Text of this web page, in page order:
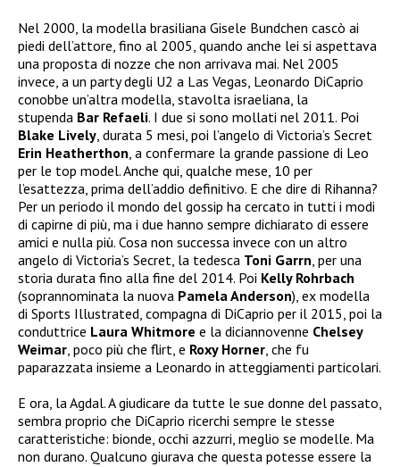
Nel 2000, la modella brasiliana Gisele Bundchen cascò ai
piedi dell’attore, fino al 2005, quando anche lei si aspettava
una proposta di nozze che non arrivava mai. Nel 2005
invece, a un party degli U2 a Las Vegas, Leonardo DiCaprio
conobbe un’altra modella, stavolta israeliana, la
stupenda Bar Refaeli. I due si sono mollati nel 2011. Poi
Blake Lively , durata 5 mesi, poi l’angelo di Victoria’s Secret
Erin Heatherthon , a confermare la grande passione di Leo
per le top model. Anche qui, qualche mese, 10 per
l’esattezza, prima dell’addio definitivo. E che dire di Rihanna?
Per un periodo il mondo del gossip ha cercato in tutti i modi
di capirne di più, ma i due hanno sempre dichiarato di essere
amici e nulla più. Cosa non successa invece con un altro
angelo di Victoria’s Secret, la tedesca Toni Garrn , per una
storia durata fino alla fine del 2014. Poi Kelly Rohrbach
(soprannominata la nuova Pamela Anderson), ex modella
di Sports Illustrated, compagna di DiCaprio per il 2015, poi la
conduttrice Laura Whitmore e la diciannovenne Chelsey
Weimar , poco più che flirt, e Roxy Horner , che fu
paparazzata insieme a Leonardo in atteggiamenti particolari.
E ora, la Agdal. A giudicare da tutte le sue donne del passato,
sembra proprio che DiCaprio ricerchi sempre le stesse
caratteristiche: bionde, occhi azzurri, meglio se modelle. Ma
non durano. Qualcuno giurava che questa potesse essere la